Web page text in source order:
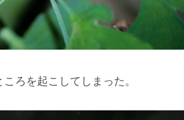
ろを起こしてしまった。